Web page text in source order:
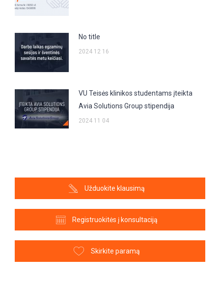
No title
2024 12 16
VU Teisės klinikos studentams įteikta
Avia Solutions Group stipendija
2024 11 04
Užduokite klausimą
Registruokitės į konsultaciją
Skirkite paramą